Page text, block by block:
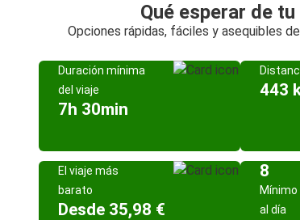
Qué esperar de
Opciones rápidas, fáciles y asequibles
Duración mínima
del viaje
7h 30min
443
El viaje más
barato
Desde 35,98 €
8
Mínimo
al día